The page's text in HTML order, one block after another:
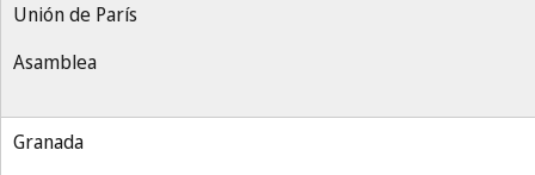
Unión de París
Asamblea
Granada